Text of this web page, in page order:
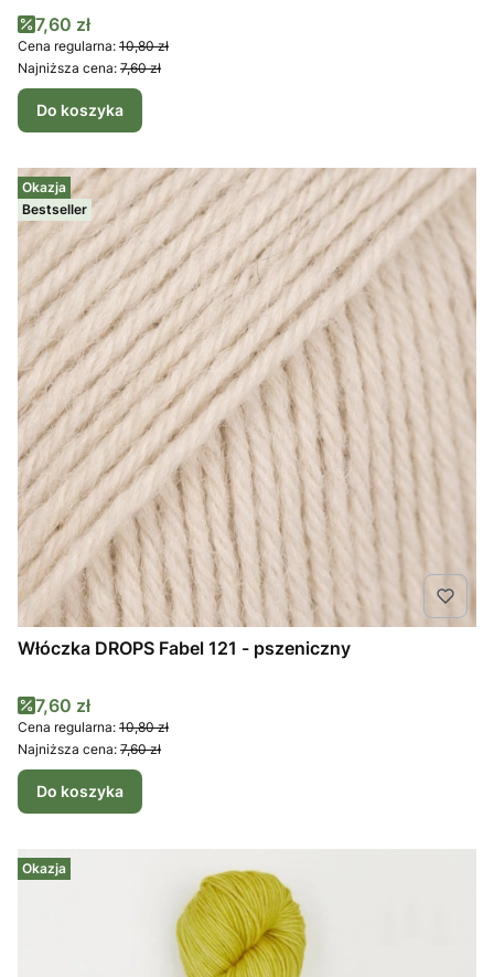
Cena promocyjna
7,60 zł
Cena regularna: 10,80 zł
Najniższa cena: 7,60 zł
Do koszyka
Okazja
Bestseller
Włóczka DROPS Fabel 121 - pszeniczny
Cena promocyjna
7,60 zł
Cena regularna: 10,80 zł
Najniższa cena: 7,60 zł
Do koszyka
Okazja